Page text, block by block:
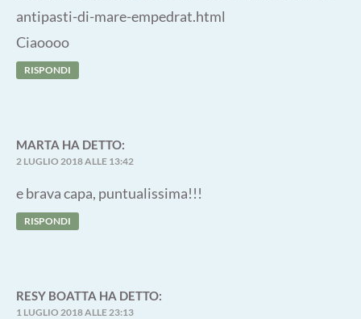
antipasti-di-mare-empedrat.html
Ciaoooo
RISPONDI
MARTA HA DETTO:
2 LUGLIO 2018 ALLE 13:42
e brava capa, puntualissima!!!
RISPONDI
RESY BOATTA HA DETTO:
1 LUGLIO 2018 ALLE 23:13